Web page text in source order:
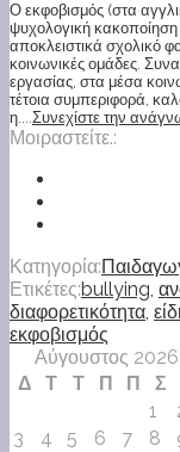
Ο εκφοβισμός (στα
ψυχολογική
αποκλειστικά σχολικό
κοινωνικές ομάδες.
εργασίας, στα μέσα
τέτοια συμπεριφορά,
η....Συνεχίστε την
Μοιραστείτε.:
Κατηγορία:
Ετικέτες:bullying,
διαφορετικότητα,
εκφοβισμός
Αύγουστος 2026
Δ
Τ Τ Π Π Σ
1
3
4 5 6 7 8